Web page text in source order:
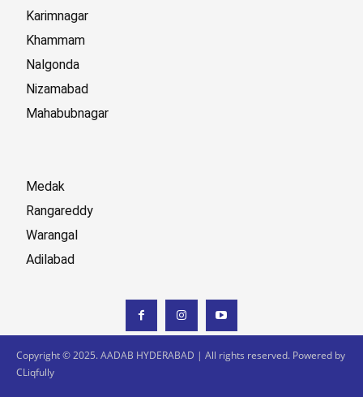
Karimnagar
Khammam
Nalgonda
Nizamabad
Mahabubnagar
Medak
Rangareddy
Warangal
Adilabad
Copyright © 2025. AADAB HYDERABAD | All rights reserved. Powered by
CLiqfully